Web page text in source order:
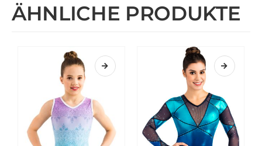
ÄHNLICHE PRODUKTE